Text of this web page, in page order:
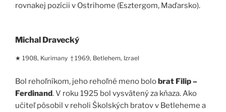
rovnakej pozícii v Ostrihome (Esztergom, Maďarsko).
Michal Dravecký
★ 1908, Kurimany † 1969, Betlehem, Izrael
Bol rehoľníkom, jeho rehoľné meno bolobrat Filip –
Ferdinand. V roku 1925 bol vysvätený za kňaza. Ako
učiteľ pôsobil v reholi Školských bratov v Betleheme a